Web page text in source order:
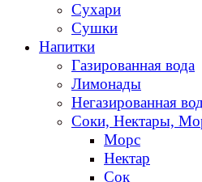
Сухари
Сушки
Напитки
Газированная вода
Лимонады
Негазированная
Соки, Нектары,
Морс
Нектар
Сок